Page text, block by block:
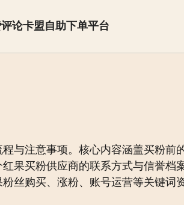
论卡盟自助下单平台
与注意事项。核心内容涵盖买粉前
果买粉供应商的联系方式与信誉档
丝购买、涨粉、账号运营等关键词